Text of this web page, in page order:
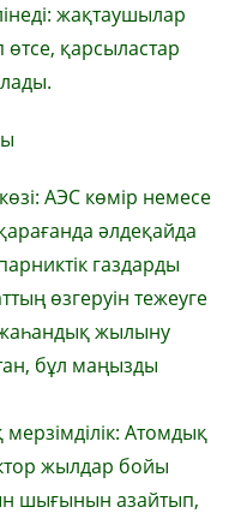
жақтаушылар
қарсыластар
АЭС көмір немесе
әлдеқайда
газдарды
өзгеруін тежеуге
жаһандық жылыну
бұл маңызды
Атомдық
жылдар бойы
шығынын азайтып,